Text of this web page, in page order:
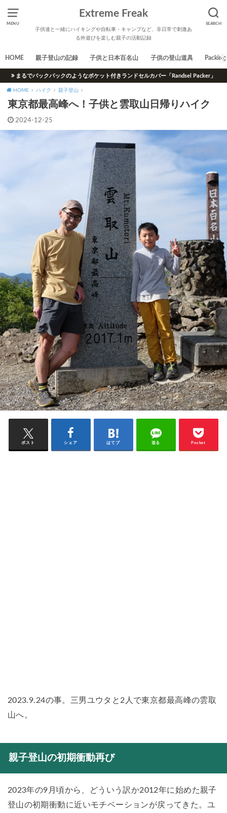
MENU SEARCH
Extreme Freak
子供達と一緒にハイキングや自転車・キャンプなど、非日常で刺激あ
る外遊びを楽しむ親子の活動記録
HOME 親子登山の記録 子供と日本百名山 子供の登山道具 Packing
まるでバックパックのようなポケット付きランドセルカバー「Randsel Packer」
HOME ハイク 親子登山
東京都最高峰へ！子供と雲取山日帰りハイク
2024-12-25
ポスト シェア はてブ 送る Pocket
2023.9.24の事。三男ユウタと2人で東京都最高峰の雲取
山へ。
親子登山の初期衝動再び
2023年の9月頃から、どういう訳か2012年に始めた親子
登山の初期衝動に近いモチベーションが戻ってきた。ユ